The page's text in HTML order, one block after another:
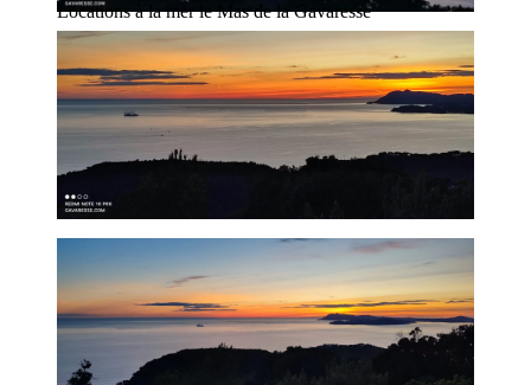
Locations à la mer le Mas de la Gavaresse